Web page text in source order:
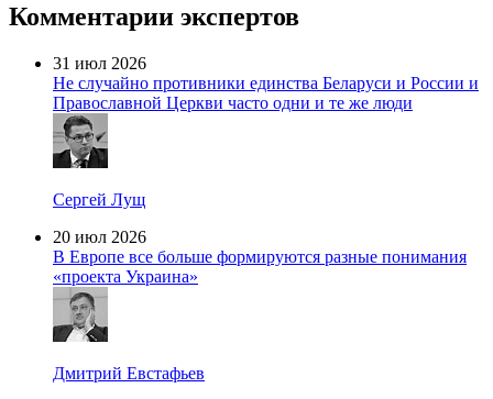
Комментарии экспертов
31 июл 2026
Не случайно противники единства Беларуси и России и
Православной Церкви часто одни и те же люди
Сергей Лущ
20 июл 2026
В Европе все больше формируются разные понимания
«проекта Украина»
Дмитрий Евстафьев